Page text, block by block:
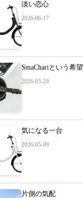
淡い恋心
2026-06-17
SmaChariという希望
2026-05-24
気になる一台
2026-05-09
片側の気配